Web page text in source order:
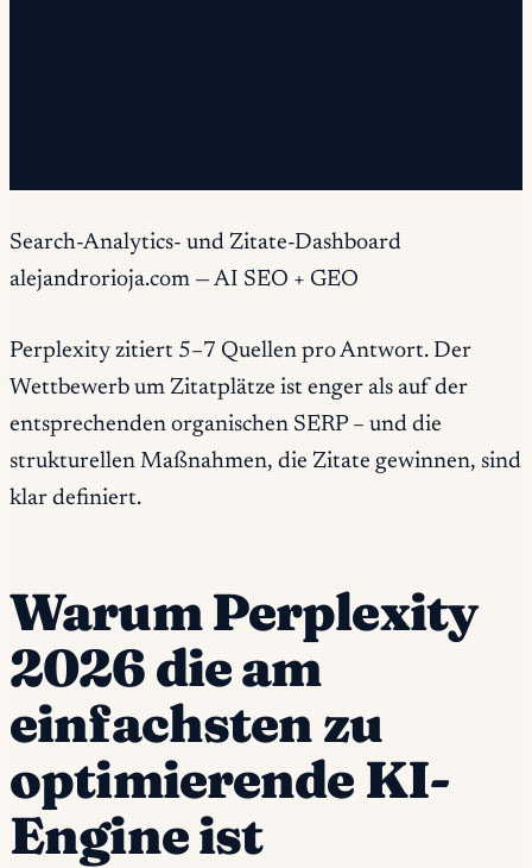
Search-Analytics- und Zitate-Dashboard
alejandrorioja.com — AI SEO + GEO
Perplexity zitiert 5–7 Quellen pro Antwort. Der
Wettbewerb um Zitatplätze ist enger als auf der
entsprechenden organischen SERP – und die
strukturellen Maßnahmen, die Zitate gewinnen, sind
klar definiert.
Warum Perplexity
2026 die am
einfachsten zu
optimierende KI-
Engine ist